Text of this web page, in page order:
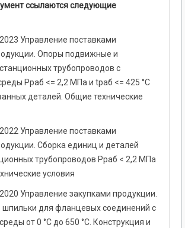
ссылаются следующие
Управление поставками
Опоры подвижные и
трубопроводов с
Рраб <= 2,2 МПа и tраб <= 425 °С
деталей. Общие технические
Управление поставками
Сборка единиц и деталей
трубопроводов Рраб < 2,2 МПа
условия
Управление закупками продукции.
шпильки для фланцевых соединений с
от 0 °С до 650 °С. Конструкция и